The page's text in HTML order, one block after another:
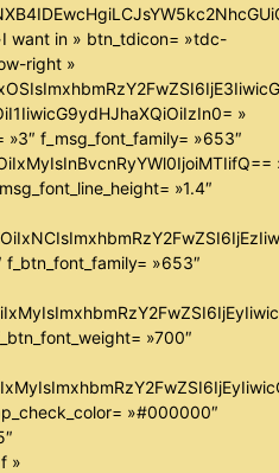
want in » btn_tdicon= »tdc-
right »
»
f_msg_font_family= »653″
»1.4″
f_btn_font_family= »653″
»700″
»#000000″
»